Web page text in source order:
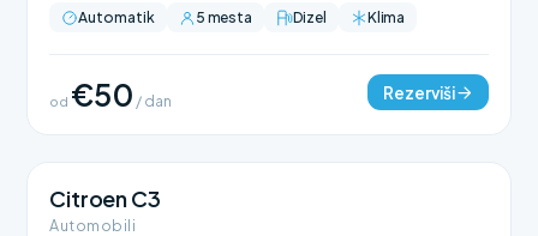
Automatik 5 mesta Dizel Klima
od €50 / dan Rezerviši
Citroen C3
Automobili